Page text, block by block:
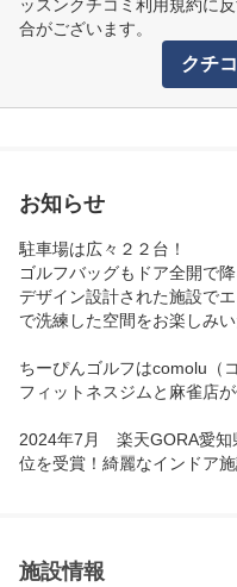
ッスンクチコミ利用規約に
合がございます。
クチ
お知らせ
駐車場は広々２２台！
ゴルフバッグもドア全開で降
デザイン設計された施設で
で洗練した空間をお楽しみい
ちーぴんゴルフはcomolu（
フィットネスジムと麻雀店が
2024年7月　楽天GORA愛
位を受賞！綺麗なインドア
mi/aichi.html#ranking
施設情報